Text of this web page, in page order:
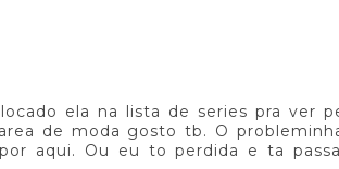
ela na lista de series pra ver
de moda gosto tb. O
aqui. Ou eu to perdida e ta